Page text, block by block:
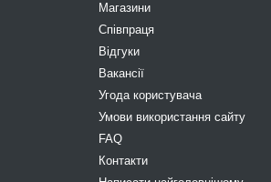
Магазини
Співпраця
Відгуки
Вакансії
Угода користувача
Умови використання сайту
FAQ
Контакти